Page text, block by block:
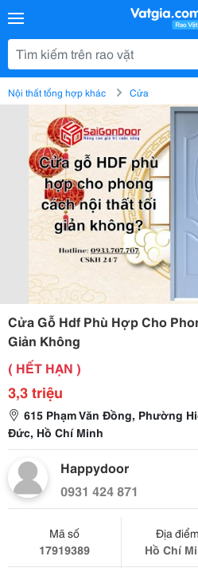
Nội thất tổng hợp khác Cửa
Cửa Gỗ Hdf Phù Hợp Cho
Giản Không
( HẾT HẠN )
3,3 triệu
615 Phạm Văn Đồng, Phường
Đức, Hồ Chí Minh
Happydoor
0931 424 871
Mã số
17919389
Địa điểm
Hồ Chí